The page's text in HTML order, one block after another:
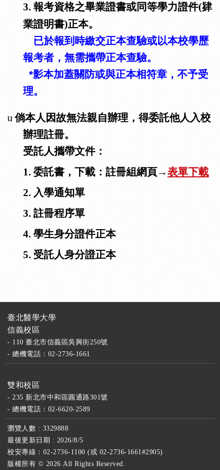
3. 報考資格之畢業證書或同等學力證件(肄
業證明書)正本。
已於報到時繳交正本查驗或以本校學歷
報考者，無需攜帶正本查驗。
*影本加蓋關防或與正本相符章，不予受
理。
u 倘本人因故無法親自辦理，得委託他人入校
辦理註冊。
受託人攜帶文件：
1.委託書，下載：註冊組網頁→表單下載
2. 入學通知單
3.註冊程序單
4.學生身分證件正本
5. 受託人身分證正本
臺北醫學大學
信義校區
- 110 臺北市信義區吳興街250號
- 總機電話：02-2736-1661
雙和校區
- 235 新北市中和區圓通路301號
- 總機電話：02-6620-2589
瀏覽人數 : 3329888
最後更新日期 : 2026/8/5
校安專線：02-2736-1100 (或 02-2736-1661#2905)
版權所有 © 2026 All Rights Reserved.